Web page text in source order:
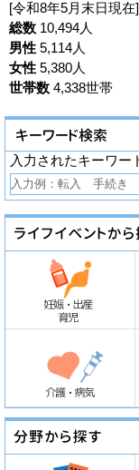
[令和8年5月末日現在]
総数 10,494人
男性 5,114人
女性 5,380人
世帯数 4,338世帯
入力されたキーワー